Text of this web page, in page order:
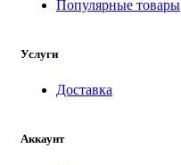
Популярные товары
Услуги
Доставка
Аккаунт